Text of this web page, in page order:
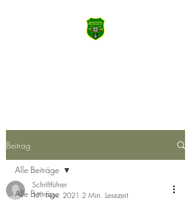
Beitrag
Alle Beiträge
Alle Beiträge
Schriftführer
17. Nov. 2021 2 Min. Lesezeit